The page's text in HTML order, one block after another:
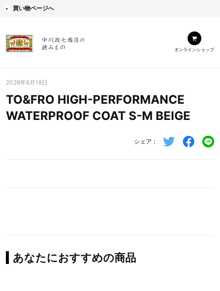
買い物ページへ
オンラインショップ
2026年6月18日
TO&FRO HIGH-PERFORMANCE
WATERPROOF COAT S-M BEIGE
シェア
あなたにおすすめの商品